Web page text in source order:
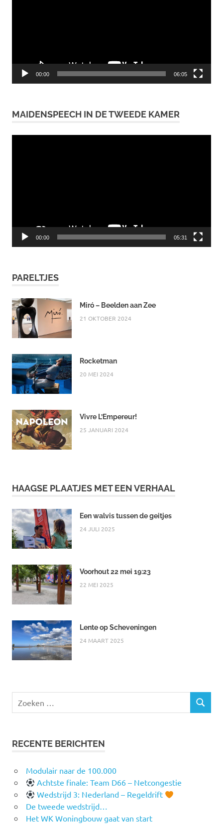
00:00 06:05
MAIDENSPEECH IN DE TWEEDE KAMER
00:00 05:31
PARELTJES
Miró – Beelden aan Zee
21 OKTOBER 2024
Rocketman
20 MEI 2024
Vivre L’Empereur!
25 JANUARI 2024
HAAGSE PLAATJES MET EEN VERHAAL
Een walvis tussen de geitjes
24 JULI 2025
Voorhout 22 mei 19:23
22 MEI 2025
Lente op Scheveningen
24 MAART 2025
naar:
ZOEKEN
RECENTE BERICHTEN
Modulair naar de 100.000
Achtste finale: Team D66 – Netcongestie
Wedstrijd 3: Nederland – Regeldrift
De tweede wedstrijd…
Het WK Woningbouw gaat van start